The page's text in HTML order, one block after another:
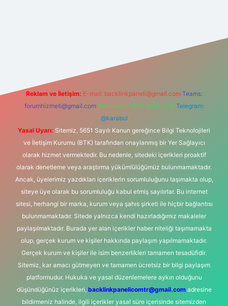
Reklam ve İletişim: E-mail: backlinkpaneli@gmail.com Teams:
forumhizmeti@gmail.com Whatsapp: 0262 606 0 726 Telegram:
@karabul
Yasal Uyarı: Sitemiz, 5651 Sayılı Kanun gereğince Bilgi Teknolojileri
ve İletişim Kurumu (BTK) tarafından onaylanmış bir Yer Sağlayıcı
olarak hizmet vermektedir. Bu nedenle, sitedeki içerikleri proaktif
olarak denetleme veya araştırma yükümlülüğümüz bulunmamaktadır.
Ancak, üyelerimiz yazdıkları içeriklerin sorumluluğunu taşımakta olup,
siteye üye olarak bu sorumluluğu kabul etmiş sayılırlar. Bu internet
sitesi, herhangi bir marka, kurum veya şahıs şirketi ile hiçbir bağlantısı
bulunmamaktadır. Sitede yalnızca kendi hazırladığımız makaleler
paylaşılmaktadır. Burada yer alan içerikler haber niteliği taşımamakta
olup, gerçek kurum ve kişiler hakkında paylaşım yapılmamaktadır.
Gerçek kurum ve kişiler ile isim benzerlikleri tamamen tesadüfidir.
Sitemiz, kar amacı gütmeyen ve tamamen ücretsiz bir bilgi paylaşım
platformudur. Hukuka ve yasal düzenlemelere aykırı olduğunu
düşündüğünüz içerikleri, backlinkpanelicomtr@gmail.comadresine
bildirmeniz halinde, ilgili içerikler yasal süre içerisinde sitemizden